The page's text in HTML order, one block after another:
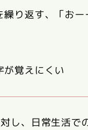
繰り返す、「お
覚えにくい
し、日常生活